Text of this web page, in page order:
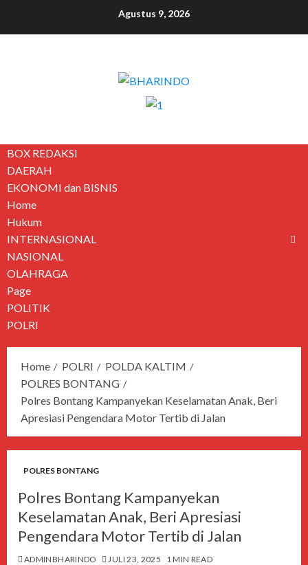
Agustus 9, 2026
BOX REDAKSI
DAERAH
EKONOMI dan BISNIS
Home
Hukum
INTERNASIONAL
NASIONAL
OLAHRAGA
Page
POLITIK
POLRI
Home POLRI
POLDA KALTIM
POLRES BONTANG
Polres Bontang Kampanyekan Keselamatan Anak, Beri
Apresiasi Pengendara Motor Tertib di Jalan
POLRES BONTANG
Polres Bontang Kampanyekan
Keselamatan Anak, Beri Apresiasi
Pengendara Motor Tertib di Jalan
ADMINBHARINDO JULI 23, 2025 1 MIN READ